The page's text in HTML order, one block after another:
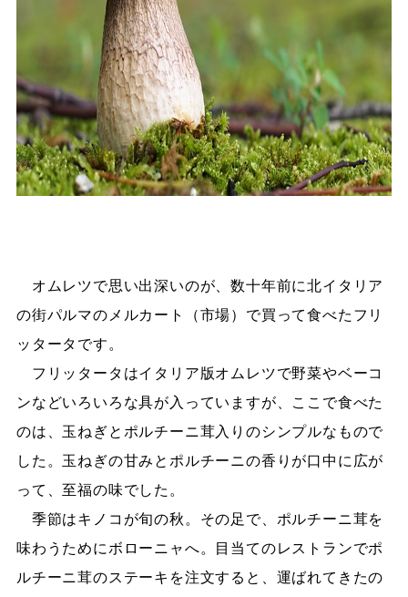
オムレツで思い出深いのが、数十年前に北イタリア
の街パルマのメルカート（市場）で買って食べたフリ
ッタータです。
フリッタータはイタリア版オムレツで野菜やベーコ
ンなどいろいろな具が入っていますが、ここで食べた
のは、玉ねぎとポルチーニ茸入りのシンプルなもので
した。玉ねぎの甘みとポルチーニの香りが口中に広が
って、至福の味でした。
季節はキノコが旬の秋。その足で、ポルチーニ茸を
味わうためにボローニャへ。目当てのレストランでポ
ルチーニ茸のステーキを注文すると、運ばれてきたの